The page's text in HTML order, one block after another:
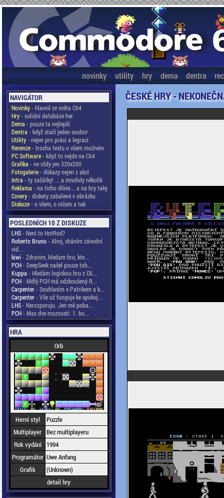
novinky utility hry dema dentra
NAVIGÁTOR
Novinky- hlavně ze světa C64
Hry- solidní databáze her
Dema - pouze ta nejlepší
Dentra - když stačí jeden soubor
Utility- nejen pro práci a legraci
Recenze- trocha textu o všem možném
PC Software- když to nejde na C64
Grafika - ne vždy jen 320x200
Fotogalerie- důkazy nejen z akcí
Intra - ty začátky! ... a mnohdy několik
Reklama - na ticho dňies .. a na hry taky
Covery- diskety zabalené v obrázku
Diskuze- o všem, o ničem a tak
POSLEDNÍCH 10 Z DISKUZE
LHS- Není to HotRod?
Roberto Bruno- Ahoj, sháním závodní
vid...
kiwi - Zdravim, hledam hru, kte...
PCH- DeepSeek našel pouze toh...
Kuppa - Hledám logickou hru z C6...
PCH- Mdlý PCH má odzkoušený R...
Carpenter- Souhlasím s Patrikem a k...
Carpenter- Vše už funguje ke spokoj...
LHS- Nerozporuju. Jen mě poba...
PCH- Mas dve moznosti. 1. bu...
HRA
Orb
Herní styl
Puzzle
Multiplayer Bez multiplayeru
Rok vydání
1994
Programátor Uwe Anfang
Grafik
(Unknown)
detail hry
ČESKÉ HRY -